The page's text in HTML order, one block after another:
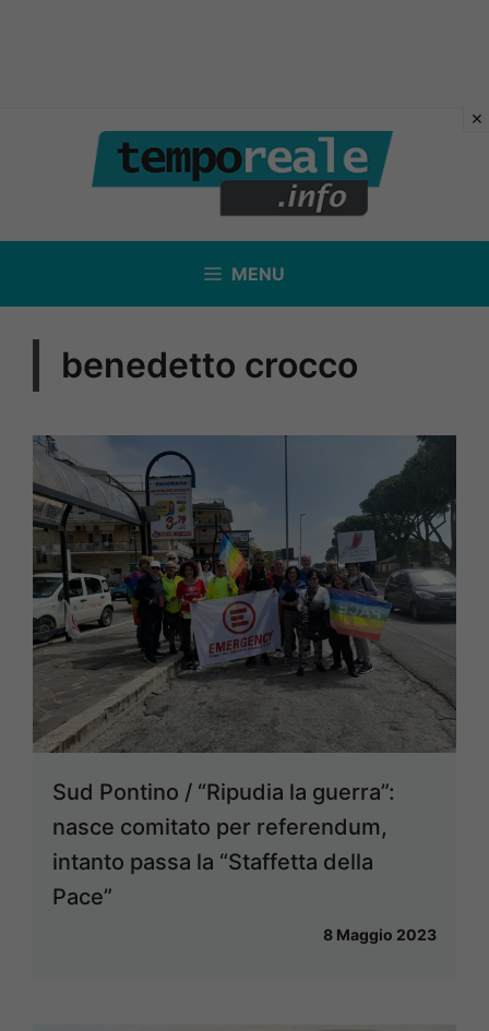
contenuto
MENU
benedetto crocco
Sud Pontino / “Ripudia la guerra”:
nasce comitato per referendum,
intanto passa la “Staffetta della
Pace”
8 Maggio 2023